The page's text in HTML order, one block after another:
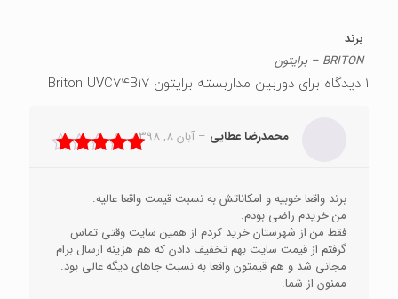
برند
BRITON – برایتون
1 دیدگاه برای
دوربین مداربسته برایتون Briton UVC74B17
محمدرضا عطایی – آبان 8, 1398
برند واقعا خوبیه و امکاناتش به نسبت قیمت واقعا عالیه.
من خریدم راضی بودم.
فقط من از شهرستان خرید کردم از همین سایت وقتی تماس
گرفتم از قیمت سایت بهم تخفیف دادن که هم هزینه ارسال برام
مجانی شد و هم قیمتون واقعا به نسبت جاهای دیگه عالی بود.
ممنون از شما.